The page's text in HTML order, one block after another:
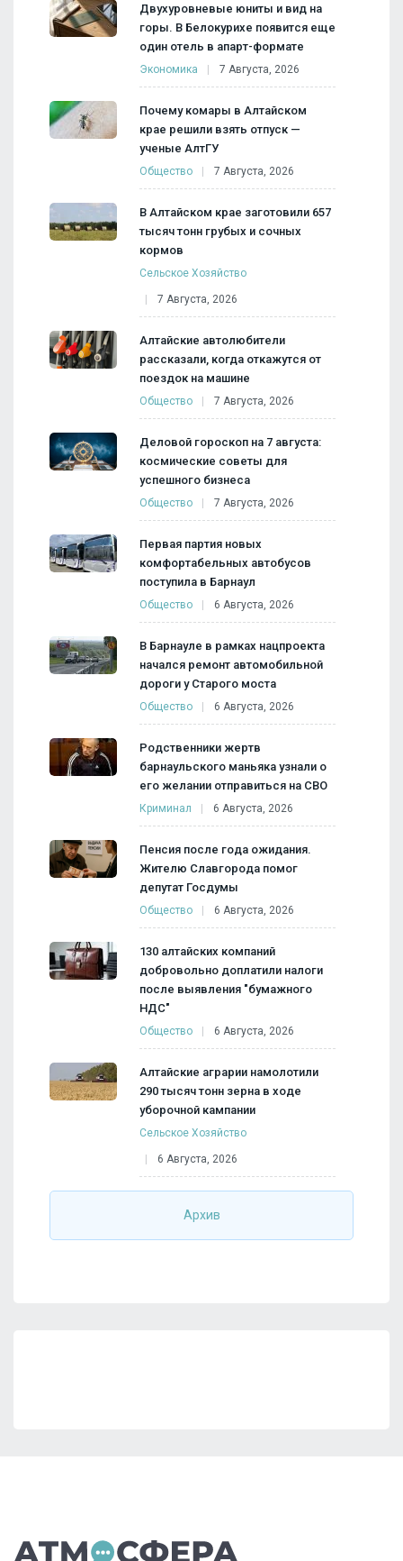
Двухуровневые юниты и вид на
горы. В Белокурихе появится еще
один отель в апарт-формате
Экономика 7 Августа, 2026
Почему комары в Алтайском
крае решили взять отпуск —
ученые АлтГУ
Общество 7 Августа, 2026
В Алтайском крае заготовили 657
тысяч тонн грубых и сочных
кормов
Сельское Хозяйство
7 Августа, 2026
Алтайские автолюбители
рассказали, когда откажутся от
поездок на машине
Общество 7 Августа, 2026
Деловой гороскоп на 7 августа:
космические советы для
успешного бизнеса
Общество 7 Августа, 2026
Первая партия новых
комфортабельных автобусов
поступила в Барнаул
Общество 6 Августа, 2026
В Барнауле в рамках нацпроекта
начался ремонт автомобильной
дороги у Старого моста
Общество 6 Августа, 2026
Родственники жертв
барнаульского маньяка узнали о
его желании отправиться на СВО
Криминал 6 Августа, 2026
Пенсия после года ожидания.
Жителю Славгорода помог
депутат Госдумы
Общество 6 Августа, 2026
130 алтайских компаний
добровольно доплатили налоги
после выявления "бумажного
НДС"
Общество 6 Августа, 2026
Алтайские аграрии намолотили
290 тысяч тонн зерна в ходе
уборочной кампании
Сельское Хозяйство
6 Августа, 2026
Архив